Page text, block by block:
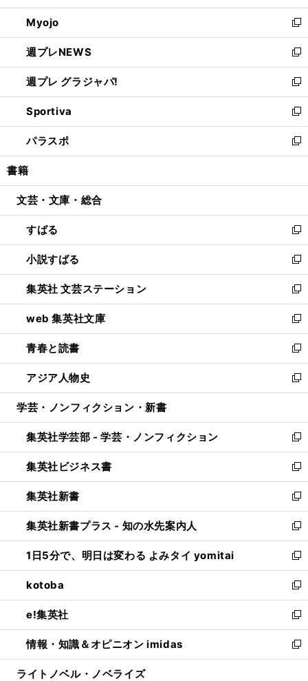
開
く
ウ
で
開
く
ン
ド
ウ
で
開
く
ウ
ィ
ン
ド
ウ
で
開
く
Myojo
新
し
い
ウ
ィ
ン
ド
ウ
で
開
週プレNEWS
新
し
い
ウ
ィ
ン
ド
ウ
開
週プレ グラジャパ!
新
し
い
ウ
ィ
ン
ウ
開
く
Sportiva
新
し
い
ウ
ン
ウ
で
開
く
パラスポ
新
し
ウ
ン
ド
ウ
で
開
く
書籍
文芸・文庫・総合
すばる
新
し
い
ウ
ィ
ン
ド
ウ
で
開
く
小説すばる
新
し
い
ウ
ィ
ン
ド
ウ
で
開
集英社 文芸ステーション
新
し
い
ウ
ィ
ン
ド
ウ
開
く
web 集英社文庫
新
し
い
ウ
ィ
ン
ウ
で
開
く
青春と読書
新
し
い
ウ
ン
ド
ウ
で
開
く
アジア人物史
新
し
ウ
ィ
ン
ド
ウ
で
開
く
学芸・ノンフィクション・新書
集英社学芸部 - 学芸・ノンフィクション
新
し
い
ウ
ィ
ン
ド
ウ
で
開
く
集英社ビジネス書
新
し
い
ウ
ィ
ン
ド
ウ
で
開
く
集英社新書
新
し
い
ウ
ィ
ン
ド
ウ
で
開
く
集英社新書プラス - 知の水先案内人
新
し
い
ウ
ィ
ン
ド
ウ
で
開
1日5分で、明日は変わる よみタイ yomitai
新
し
い
ウ
ィ
ン
ド
ウ
kotoba
新
し
い
ウ
ィ
ン
e!集英社
新
し
い
ウ
情報・知識＆オピニオン imidas
新
し
ライトノベル・ノベライズ